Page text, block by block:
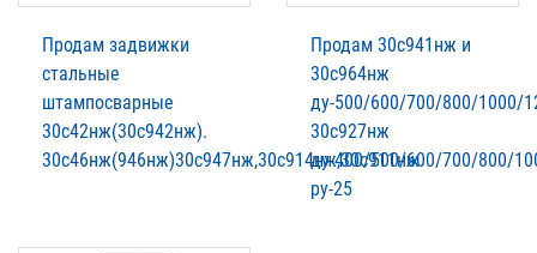
Продам задвижки
стальные
штампосварные
30с42нж(30с942нж).
30с46нж(946нж)30с947нж,30с914нж,30с911нж
Продам 30с941нж и
30с964нж
ду-500/600/700/800/1000/
30с927нж
ду-400/500/600/700/800/
ру-25